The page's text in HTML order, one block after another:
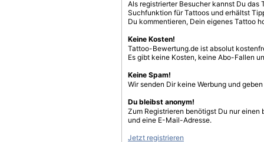
Als registrierter Besucher kannst Du
Suchfunktion für Tattoos und erhältst
Du kommentieren, Dein eigenes Tattoo
Keine Kosten!
Tattoo-Bewertung.de ist absolut
Es gibt keine Kosten, keine Abo-Fallen
Keine Spam!
Wir senden Dir keine Werbung und
Du bleibst anonym!
Zum Registrieren benötigst Du nur einen
und eine E-Mail-Adresse.
Jetzt registrieren